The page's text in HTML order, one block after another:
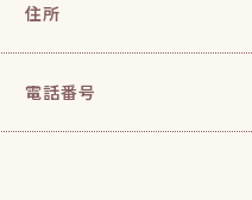
住所
電話番号